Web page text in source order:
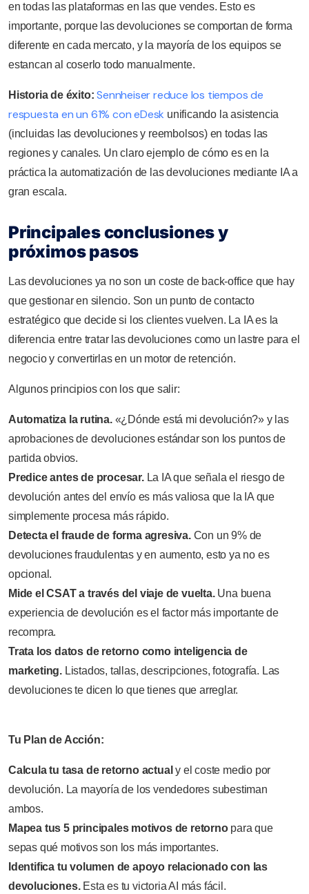
en todas las plataformas en las que vendes. Esto es
importante, porque las devoluciones se comportan de forma
diferente en cada mercato, y la mayoría de los equipos se
estancan al coserlo todo manualmente.
Historia de éxito: Sennheiser reduce los tiempos de
respuesta en un 61% con eDesk unificando la asistencia
(incluidas las devoluciones y reembolsos) en todas las
regiones y canales. Un claro ejemplo de cómo es en la
práctica la automatización de las devoluciones mediante IA a
gran escala.
Principales conclusiones y
próximos pasos
Las devoluciones ya no son un coste de back-office que hay
que gestionar en silencio. Son un punto de contacto
estratégico que decide si los clientes vuelven. La IA es la
diferencia entre tratar las devoluciones como un lastre para el
negocio y convertirlas en un motor de retención.
Algunos principios con los que salir:
Automatiza la rutina.«¿Dónde está mi devolución?» y las
aprobaciones de devoluciones estándar son los puntos de
partida obvios.
Predice antes de procesar.La IA que señala el riesgo de
devolución antes del envío es más valiosa que la IA que
simplemente procesa más rápido.
Detecta el fraude de forma agresiva.Con un 9% de
devoluciones fraudulentas y en aumento, esto ya no es
opcional.
Mide el CSAT a través del viaje de vuelta.Una buena
experiencia de devolución es el factor más importante de
recompra.
Trata los datos de retorno como inteligencia de
marketing. Listados, tallas, descripciones, fotografía. Las
devoluciones te dicen lo que tienes que arreglar.
Tu Plan de Acción:
Calcula tu tasa de retorno actual y el coste medio por
devolución. La mayoría de los vendedores subestiman
ambos.
Mapea tus 5 principales motivos de retornopara que
sepas qué motivos son los más importantes.
Identifica tu volumen de apoyo relacionado con las
devoluciones.Esta es tu victoria AI más fácil.